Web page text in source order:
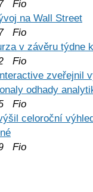
Fio
na Wall Street
Fio
v závěru týdne
Fio
zveřejnil
odhady
Fio
celoroční
Fio